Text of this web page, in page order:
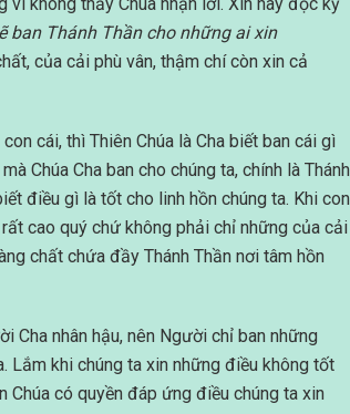
ban Thánh Thần cho những ai xin
của cải phù vân, thậm chí còn xin cả
cái, thì Thiên Chúa là Cha biết ban cái gì
Chúa Cha ban cho chúng ta, chính là Thánh
điều gì là tốt cho linh hồn chúng ta. Khi con
cao quý chứ không phải chỉ những của cải
chất chứa đầy Thánh Thần nơi tâm hồn
Cha nhân hậu, nên Người chỉ ban những
Lắm khi chúng ta xin những điều không tốt
Chúa có quyền đáp ứng điều chúng ta xin